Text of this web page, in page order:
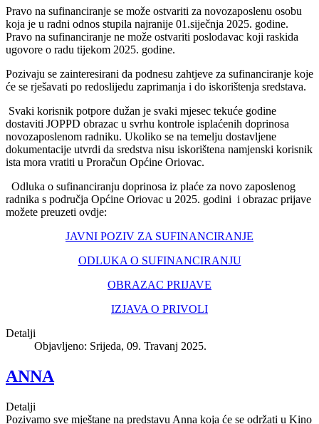
Pravo na sufinanciranje se može ostvariti za novozaposlenu osobu
koja je u radni odnos stupila najranije 01.siječnja 2025. godine.
Pravo na sufinanciranje ne može ostvariti poslodavac koji raskida
ugovore o radu tijekom 2025. godine.
Pozivaju se zainteresirani da podnesu zahtjeve za sufinanciranje koje
će se rješavati po redoslijedu zaprimanja i do iskorištenja sredstava.
Svaki korisnik potpore dužan je svaki mjesec tekuće godine
dostaviti JOPPD obrazac u svrhu kontrole isplaćenih doprinosa
novozaposlenom radniku. Ukoliko se na temelju dostavljene
dokumentacije utvrdi da sredstva nisu iskorištena namjenski korisnik
ista mora vratiti u Proračun Općine Oriovac.
Odluka o sufinanciranju doprinosa iz plaće za novo zaposlenog
radnika s područja Općine Oriovac u 2025. godini i obrazac prijave
možete preuzeti ovdje:
JAVNI POZIV ZA SUFINANCIRANJE
ODLUKA O SUFINANCIRANJU
OBRAZAC PRIJAVE
IZJAVA O PRIVOLI
Detalji
Objavljeno: Srijeda, 09. Travanj 2025.
ANNA
Detalji
Pozivamo sve mještane na predstavu Anna koja će se održati u Kino